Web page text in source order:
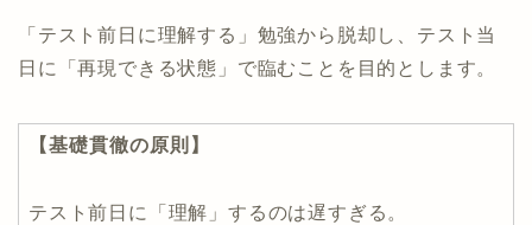
「テスト前日に理解する」勉強から脱却し、テスト当
日に「再現できる状態」で臨むことを目的とします。
【基礎貫徹の原則】
テスト前日に「理解」するのは遅すぎる。